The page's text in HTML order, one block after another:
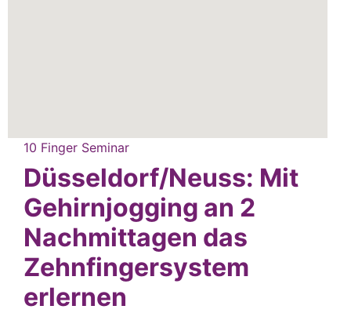
10 Finger Seminar
Düsseldorf/Neuss: Mit
Gehirnjogging an 2
Nachmittagen das
Zehnfingersystem
erlernen